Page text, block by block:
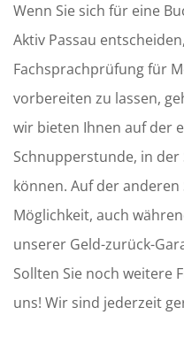
Wenn Sie sich für eine
Aktiv Passau
Fachsprachprüfung für
vorbereiten zu lassen,
wir bieten Ihnen auf der
Schnupperstunde, in
können. Auf der anderen
Möglichkeit, auch
unserer Geld-zurück-
Sollten Sie noch weitere
uns! Wir sind jederzeit